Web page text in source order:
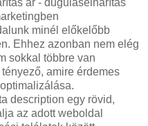
minél előkelőbb
Ehhez azonban nem elég
sokkal többre van
amire érdemes
description egy rövid,
az adott weboldal